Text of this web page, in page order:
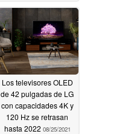
09/07/2021
Los televisores OLED
de 42 pulgadas de LG
con capacidades 4K y
120 Hz se retrasan
hasta 2022 08/25/2021